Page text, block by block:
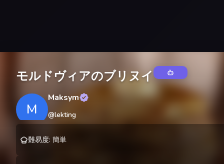
モルドヴィアのブリヌイ
M
Maksym
@lekting
難易度: 簡単